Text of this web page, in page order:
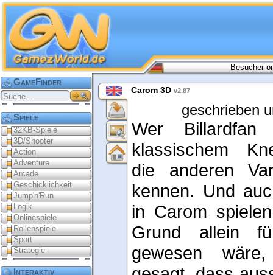
Besucher
GameFinder
Spiele
32KB-Spiele
3D/Shooter
Action
Adventure
Arcade
Geschicklichkeit
Jump'n'Run
Logik
Onlinespiele
Rollenspiele
Sport
Strategie
Interaktiv
Carom 3D v2.87
geschrieben
Wer
klassischem
die anderen
kennen. Und
in Carom
Grund allein
gewesen